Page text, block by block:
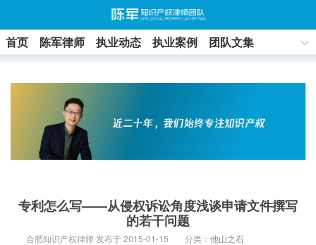
首页 陈军律师 执业动态 执业案例
团队文集
专利怎么写——从侵权诉讼角度浅谈申请文件撰写
的若干问题
合肥知识产权律师 发布于 2015-01-15 分类： 他山之石